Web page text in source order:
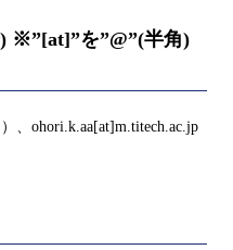
※”[at]”を”@”(半角)
、ohori.k.aa[at]m.titech.ac.jp